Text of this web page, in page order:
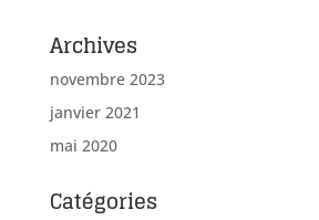
Archives
novembre 2023
janvier 2021
mai 2020
Catégories